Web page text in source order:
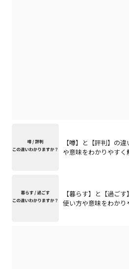
【噂】と【評判】の
や意味をわかりやすく
【暮らす】と【過ご
使い方や意味をわかり